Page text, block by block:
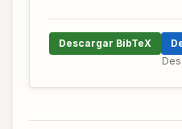
Descargar BibTeX